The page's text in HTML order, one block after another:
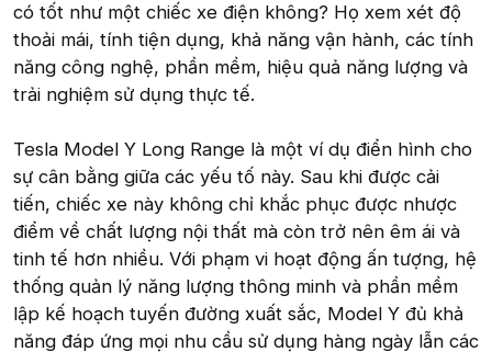
có tốt như một chiếc xe điện không? Họ xem xét độ
thoải mái, tính tiện dụng, khả năng vận hành, các tính
năng công nghệ, phần mềm, hiệu quả năng lượng và
trải nghiệm sử dụng thực tế.
Tesla Model Y Long Range là một ví dụ điển hình cho
sự cân bằng giữa các yếu tố này. Sau khi được cải
tiến, chiếc xe này không chỉ khắc phục được nhược
điểm về chất lượng nội thất mà còn trở nên êm ái và
tinh tế hơn nhiều. Với phạm vi hoạt động ấn tượng, hệ
thống quản lý năng lượng thông minh và phần mềm
lập kế hoạch tuyến đường xuất sắc, Model Y đủ khả
năng đáp ứng mọi nhu cầu sử dụng hàng ngày lẫn các